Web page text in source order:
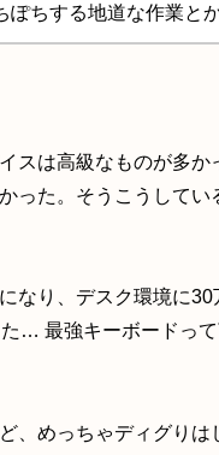
ぽちする地道な作業と
スは高級なものが多
った。そうこうして
なり、デスク環境に
… 最強キーボードっ
、めっちゃディグり